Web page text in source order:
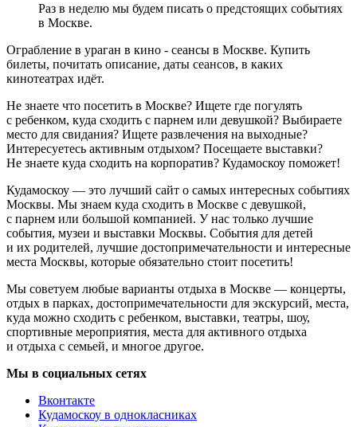
Раз в неделю мы будем писать о предстоящих событиях
в Москве.
Ограбление в ураган в кино - сеансы в Москве. Купить
билеты, почитать описание, даты сеансов, в каких
кинотеатрах идёт.
Не знаете что посетить в Москве? Ищете где погулять
с ребенком, куда сходить с парнем или девушкой? Выбираете
место для свидания? Ищете развлечения на выходные?
Интересуетесь активным отдыхом? Посещаете выставки?
Не знаете куда сходить на корпоратив? Кудамоскоу поможет!
Кудамоскоу — это лучший сайт о самых интересных событиях
Москвы. Мы знаем куда сходить в Москве с девушкой,
с парнем или большой компанией. У нас только лучшие
события, музеи и выставки Москвы. События для детей
и их родителей, лучшие достопримечательности и интересные
места Москвы, которые обязательно стоит посетить!
Мы советуем любые варианты отдыха в Москве — концерты,
отдых в парках, достопримечательности для экскурсий, места,
куда можно сходить с ребенком, выставки, театры, шоу,
спортивные мероприятия, места для активного отдыха
и отдыха с семьей, и многое другое.
Мы в социальных сетях
Вконтакте
Кудамоскоу в однокласниках